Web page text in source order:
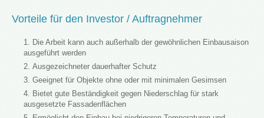
Vorteile für den Investor / Auftragnehmer
Die Arbeit kann auch außerhalb der gewöhnlichen Einbausaison
ausgeführt werden
Ausgezeichneter dauerhafter Schutz
Geeignet für Objekte ohne oder mit minimalen Gesimsen
Bietet gute Beständigkeit gegen Niederschlag für stark
ausgesetzte Fassadenflächen